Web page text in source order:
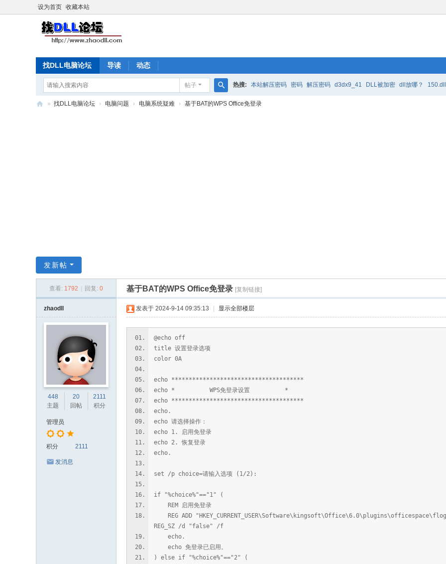
设为首页 收藏本站
找DLL电脑论坛 导读 动态
帖子
搜
热搜: 本站解压密码 密码 解压密码 d3dx9_41 DLL被加密 dll放哪？ 150.dll
软件解压密码
» 找DLL电脑论坛 › 电脑问题 › 电脑系统疑难 › 基于BAT的WPS Office免登录
发新帖
查看: 1792 回复: 0 基于BAT的WPS Office免登录 [复制链接]
zhaodll
448
主题
20
回帖
2111
积分
管理员
积分 2111
发消息
发表于 2024-9-14 09:35:13 显示全部楼层
@echo off
title 设置登录选项
color 0A
echo **************************************
echo * WPS免登录设置 *
echo **************************************
echo.
echo 请选择操作：
echo 1. 启用免登录
echo 2. 恢复登录
echo.
set /p choice=请输入选项 (1/2):
if "%choice%"=="1" (
REM 启用免登录
REG ADD
REG_SZ /d "false" /f
echo.
echo 免登录已启用。
) else if "%choice%"=="2" (